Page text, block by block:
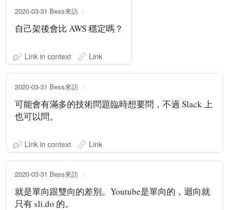
2020-03-31 Bess來訪
自己架後會比 AWS 穩定嗎？
Link in context Link
2020-03-31 Bess來訪
可能會有滿多的技術問題臨時想要問，不過 Slack 上
也可以問。
Link in context Link
2020-03-31 Bess來訪
就是單向跟雙向的差別。Youtube是單向的，迴向就
只有 sli.do 的。